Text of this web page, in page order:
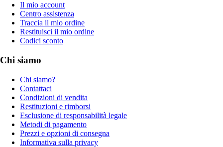
Il mio account
Centro assistenza
Traccia il mio ordine
Restituisci il mio ordine
Codici sconto
Chi siamo
Chi siamo?
Contattaci
Condizioni di vendita
Restituzioni e rimborsi
Esclusione di responsabilità legale
Metodi di pagamento
Prezzi e opzioni di consegna
Informativa sulla privacy